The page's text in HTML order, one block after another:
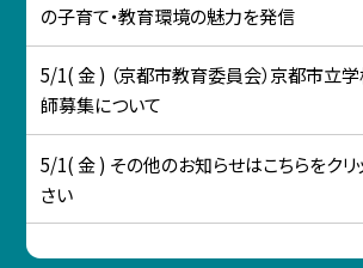
の子育て・教育環境の魅力を発信
5/1( 金 ) （京都市教育委員会）京都市立
師募集について
5/1( 金 ) その他のお知らせはこちらをクリ
さい